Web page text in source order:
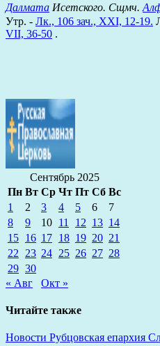
Далмата Исетского. Сщмч.
Утр. - Лк., 106 зач., XXI, 12-19.
VII, 36-50 .
Сентябрь 2025
Пн Вт Ср Чт Пт Сб Вс
1
2 3 4 5 6
7
8
9 10 11 12 13 14
15 16 17 18 19 20 21
22
23 24 25 26 27 28
29 30
« Авг
Окт »
Читайте также
Новости Рубцовская епархия